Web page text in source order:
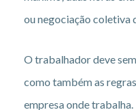
ou negociação coletiva
O trabalhador deve
como também as
empresa onde trabalha.